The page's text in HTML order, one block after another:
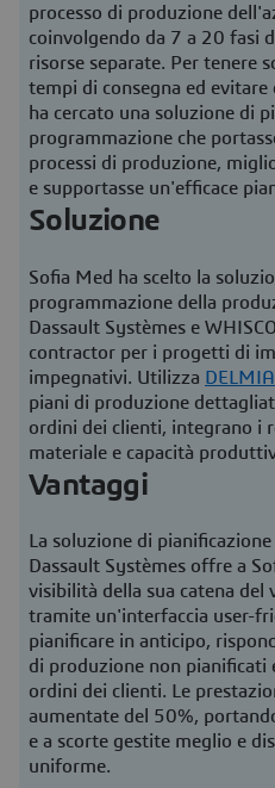
processo di produzione
coinvolgendo da 7 a 20 fasi
risorse separate. Per tenere
tempi di consegna ed
ha cercato una soluzione di
programmazione che
processi di produzione,
e supportasse un'efficace
Soluzione
Sofia Med ha scelto la
programmazione della
Dassault Systèmes e
contractor per i progetti di
impegnativi. Utilizza
piani di produzione
ordini dei clienti, integrano i
materiale e capacità
Vantaggi
La soluzione di
Dassault Systèmes offre a
visibilità della sua catena del
tramite un'interfaccia user-
pianificare in anticipo,
di produzione non pianificati
ordini dei clienti. Le
aumentate del 50%,
e a scorte gestite meglio e
uniforme.